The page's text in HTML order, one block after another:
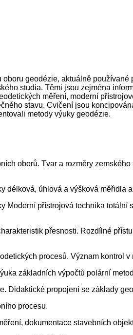
geodézie, aktuálně
studia. Těmi jsou zejména
měření, moderní
stavu. Cvičení jsou
metody výuky geodézie.
oborů. Tvar a rozměry
délková, úhlová a výšková měřidla
Moderní přístrojová technika
přesnosti. Rozdílné
procesů. Význam kontrol
základních výpočtů polární
Didaktické propojení se základy
procesu.
dokumentace stavebních